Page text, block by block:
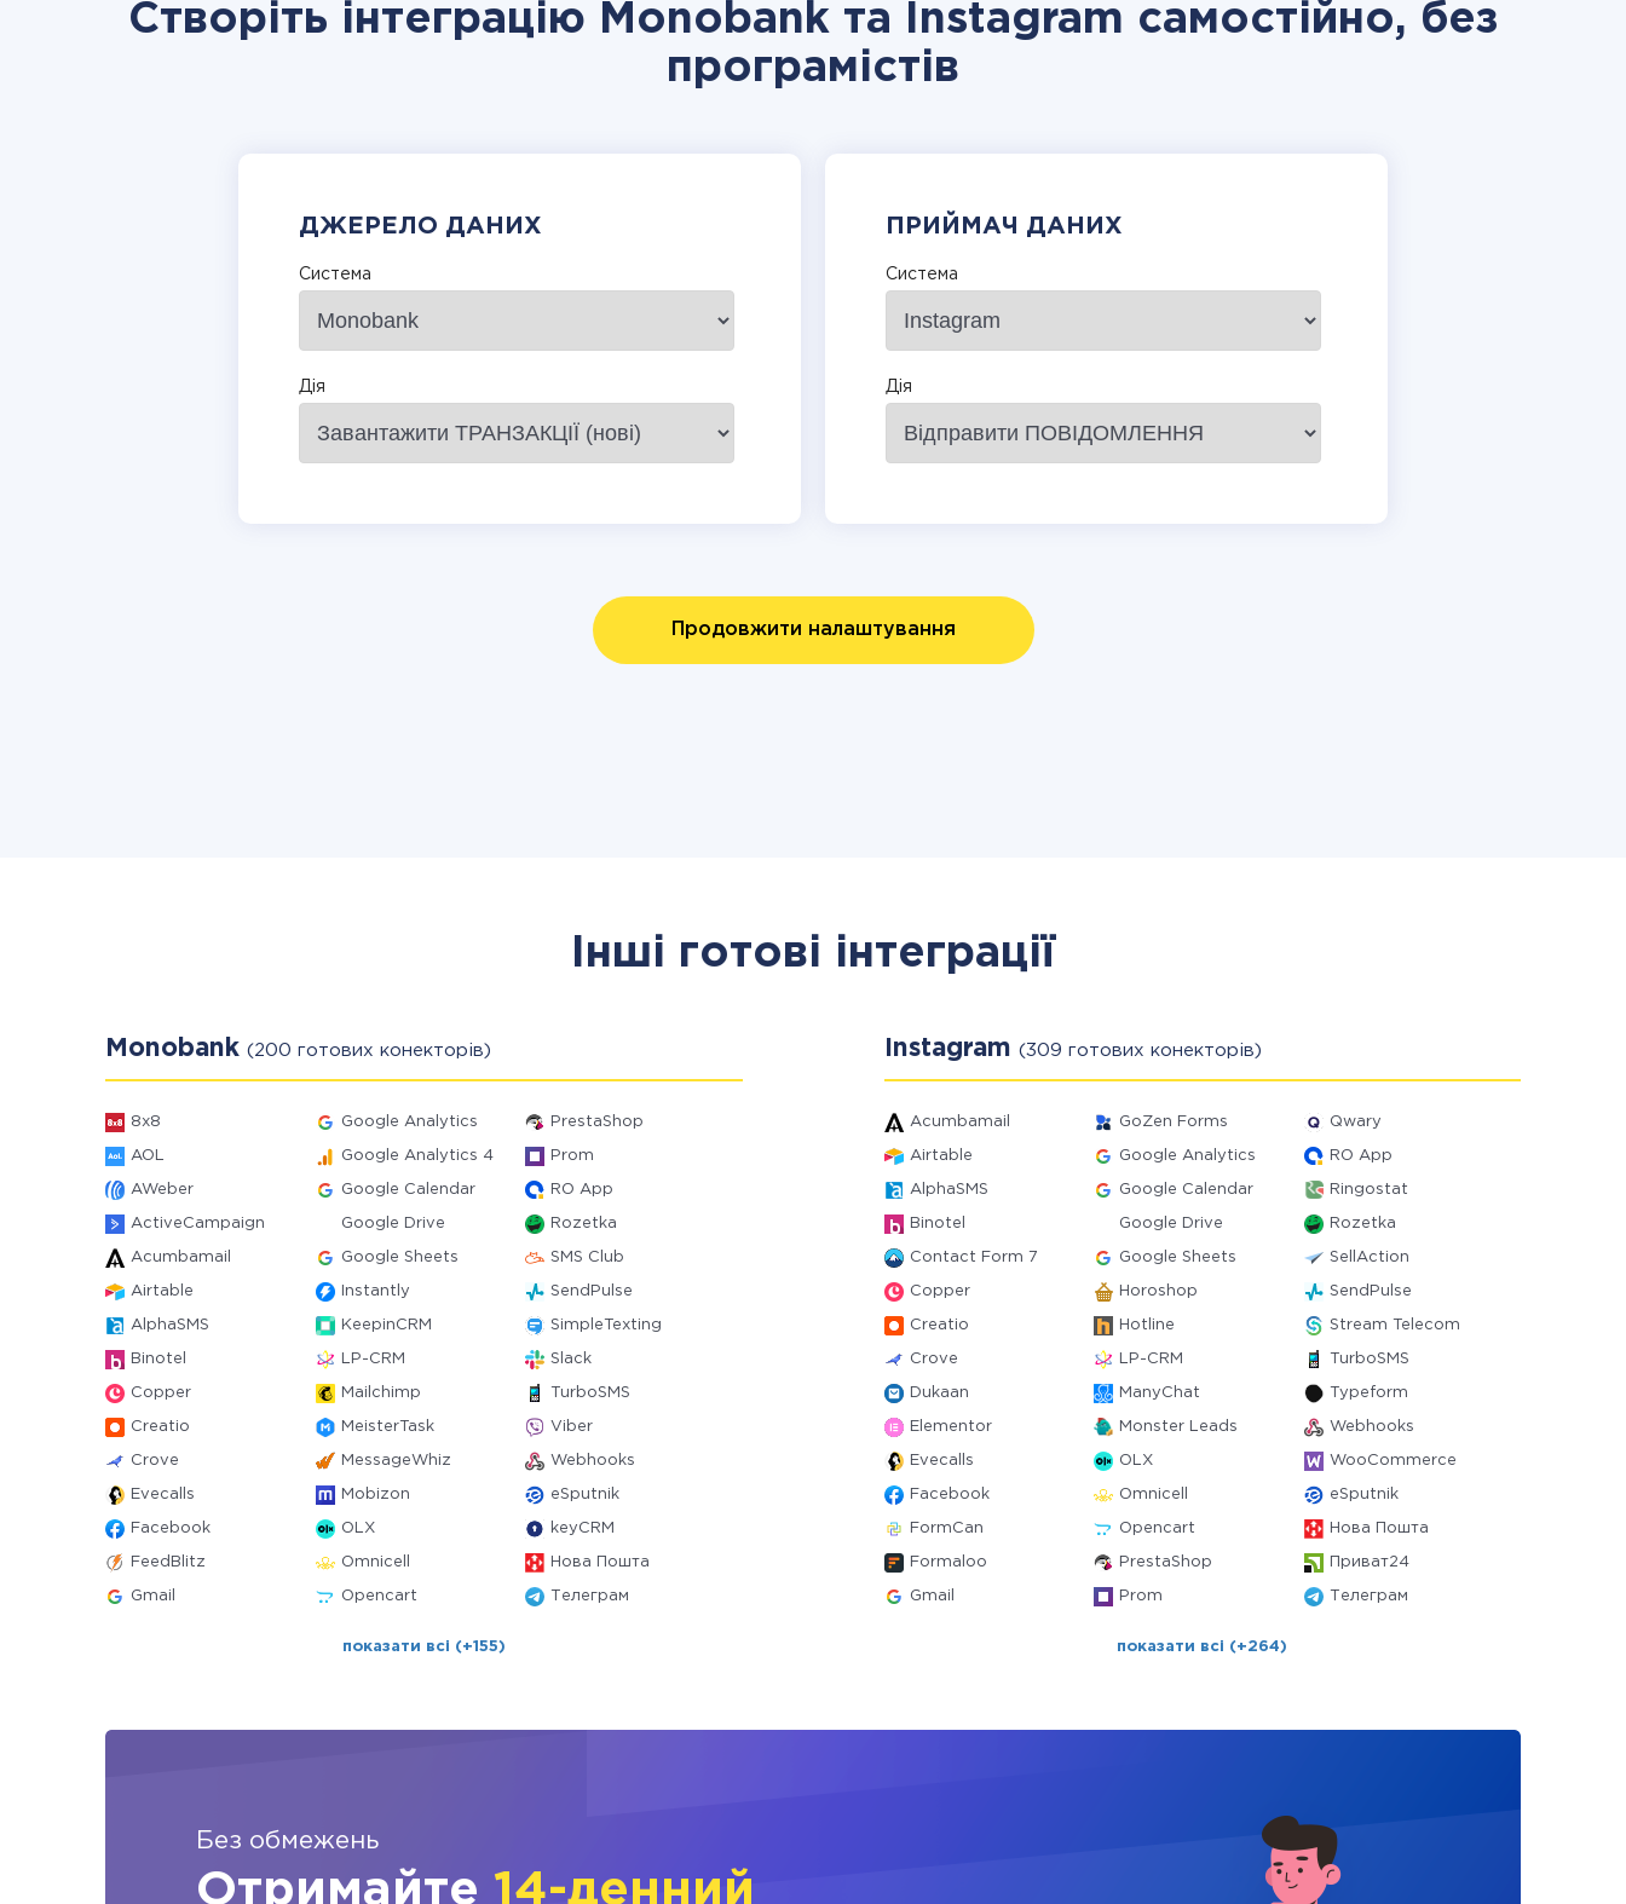
Створіть інтеграцію Monobank та Instagram самостійно, без
програмістів
ДЖЕРЕЛО ДАНИХ
Система
Дія
ПРИЙМАЧ ДАНИХ
Система
Дія
Продовжити налаштування
Інші готові інтеграції
Monobank (200 готових конекторів)
8x8 Google Analytics PrestaShop
AOL Google Analytics 4 Prom
AWeber Google Calendar RO App
ActiveCampaign Google Drive Rozetka
Acumbamail Google Sheets SMS Club
Airtable Instantly SendPulse
AlphaSMS KeepinCRM SimpleTexting
Binotel LP-CRM Slack
Copper Mailchimp TurboSMS
Creatio MeisterTask Viber
Crove MessageWhiz Webhooks
Evecalls Mobizon eSputnik
Facebook OLX keyCRM
FeedBlitz Omnicell Нова Пошта
Gmail Opencart Телеграм
показати всі (+155)
Instagram (309 готових конекторів)
Acumbamail GoZen Forms Qwary
Airtable Google Analytics RO App
AlphaSMS Google Calendar Ringostat
Binotel Google Drive Rozetka
Contact Form 7 Google Sheets SellAction
Copper Horoshop SendPulse
Creatio Hotline Stream Telecom
Crove LP-CRM TurboSMS
Dukaan ManyChat Typeform
Elementor Monster Leads Webhooks
Evecalls OLX WooCommerce
Facebook Omnicell eSputnik
FormCan Opencart Нова Пошта
Formaloo PrestaShop Приват24
Gmail Prom Телеграм
показати всі (+264)
Без обмежень
Отримайте 14-денний